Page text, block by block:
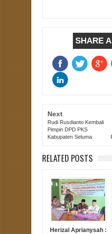
SHARE
Next
Rudi Rusdianto Kembali
Pimpin DPD PKS
Kabupaten Seluma
RELATED POSTS
Herizal Aprianysah :